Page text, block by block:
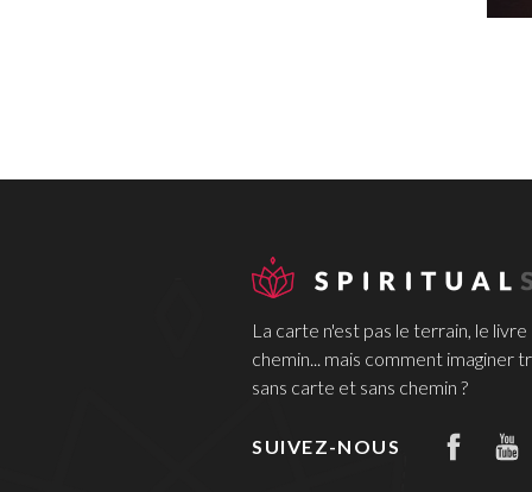
La carte n'est pas le terrain, le livre
chemin... mais comment imaginer
sans carte et sans chemin ?
SUIVEZ-NOUS